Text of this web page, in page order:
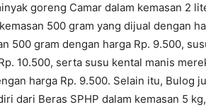
goreng Camar dalam kemasan 2
500 gram yang dijual dengan
500 gram dengan harga Rp. 9.500,
10.500, serta susu kental manis
harga Rp. 9.500. Selain itu, Bulog
dari Beras SPHP dalam kemasan 5